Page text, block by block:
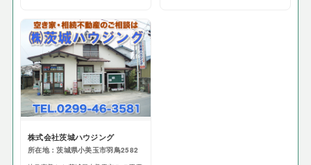
株式会社茨城ハウジング
所在地：茨城県小美玉市羽鳥2582